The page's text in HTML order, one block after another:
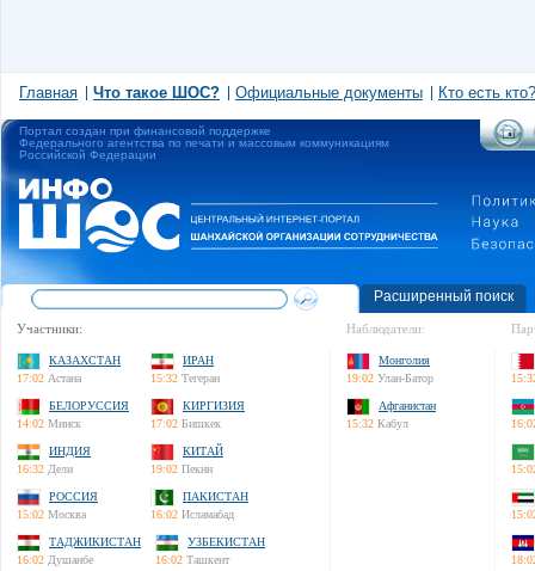
Главная Что такое ШОС? Официальные документы Кто есть кто?
Портал создан при финансовой поддержке
Федерального агентства по печати и массовым коммуникациям
Российской Федерации
Расширенный поиск
Участники:
КАЗАХСТАН
17:02 Астана
ИРАН
15:32 Тегеран
БЕЛОРУССИЯ
14:02 Минск
КИРГИЗИЯ
17:02 Бишкек
ИНДИЯ
16:32 Дели
КИТАЙ
19:02 Пекин
РОССИЯ
15:02 Москва
ПАКИСТАН
16:02 Исламабад
ТАДЖИКИСТАН
16:02 Душанбе
УЗБЕКИСТАН
16:02 Ташкент
Наблюдатели:
Монголия
19:02 Улан-Батор
Афганистан
15:32 Кабул